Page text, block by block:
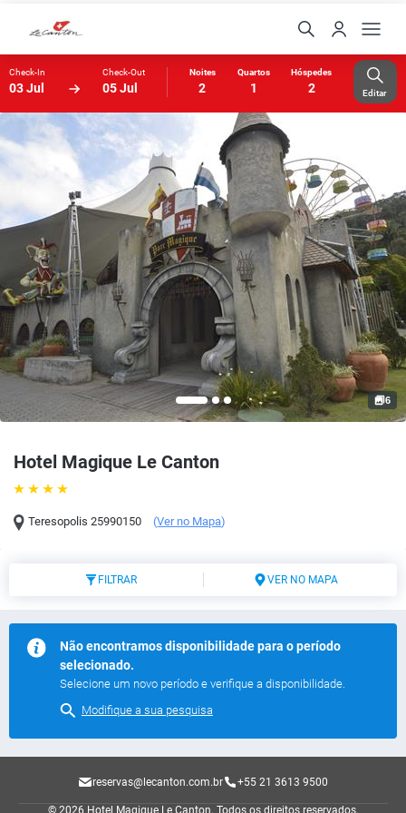
Check-In
03 Jul
Check-Out
05 Jul
Noites
2
Quartos
1
Hóspedes
2 Editar
Hotel Magique Le Canton
Teresopolis 25990150 (Ver no Mapa)
6
FILTRAR VER NO MAPA
Não encontramos disponibilidade para o período
selecionado.
Selecione um novo período e verifique a disponibilidade.
Modifique a sua pesquisa
reservas@lecanton.com.br +55 21 3613 9500
© 2026 Hotel Magique Le Canton. Todos os direitos reservados.